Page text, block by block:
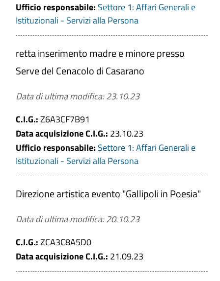
Ufficio responsabile: Settore 1: Affari Generali e
Istituzionali - Servizi alla Persona
retta inserimento madre e minore presso
Serve del Cenacolo di Casarano
Data di ultima modifica: 23.10.23
C.I.G.:Z6A3CF7B91
Data acquisizione C.I.G.: 23.10.23
Ufficio responsabile: Settore 1: Affari Generali e
Istituzionali - Servizi alla Persona
Direzione artistica evento "Gallipoli in Poesia"
Data di ultima modifica: 20.10.23
C.I.G.:ZCA3C8A5D0
Data acquisizione C.I.G.: 21.09.23